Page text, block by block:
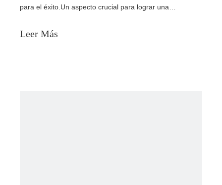
para el éxito.Un aspecto crucial para lograr una
almacenamiento versátiles.En este artículo
Leer Más